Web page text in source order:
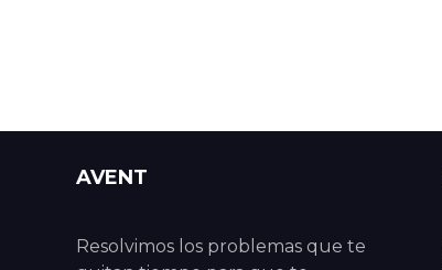
AVENT
Resolvimos los problemas que te